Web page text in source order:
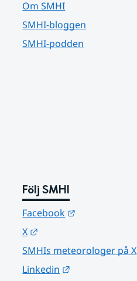
Om SMHI
SMHI-bloggen
SMHI-podden
Följ SMHI
Facebook
X
SMHIs meteorologer på X
Linkedin